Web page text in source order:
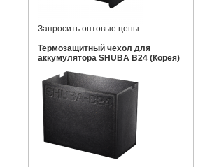
Запросить оптовые цены
Термозащитный чехол для
аккумулятора SHUBA B24 (Корея)